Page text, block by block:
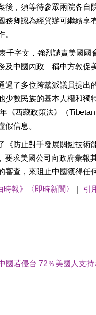
後，須等待參眾兩院各自
務卿認為經貿辦可繼續享
。
千字文，強烈譴責美國
及中國內政，稱中方敦促
過了多位跨黨派議員提出
少數民族的基本人權和獨
《西藏政策法》（
假信息。
《防止對手發展關鍵技術
要求美國公司向政府彙報
審查，來阻止中國獲得任
時報》〈即時新聞〉 引
國若侵台 72％美國人支持